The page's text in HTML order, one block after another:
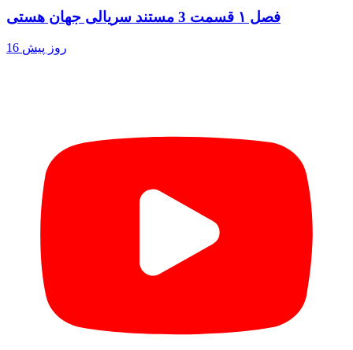
فصل ۱ قسمت 3 مستند سریالی جهان هستی
16 روز پیش